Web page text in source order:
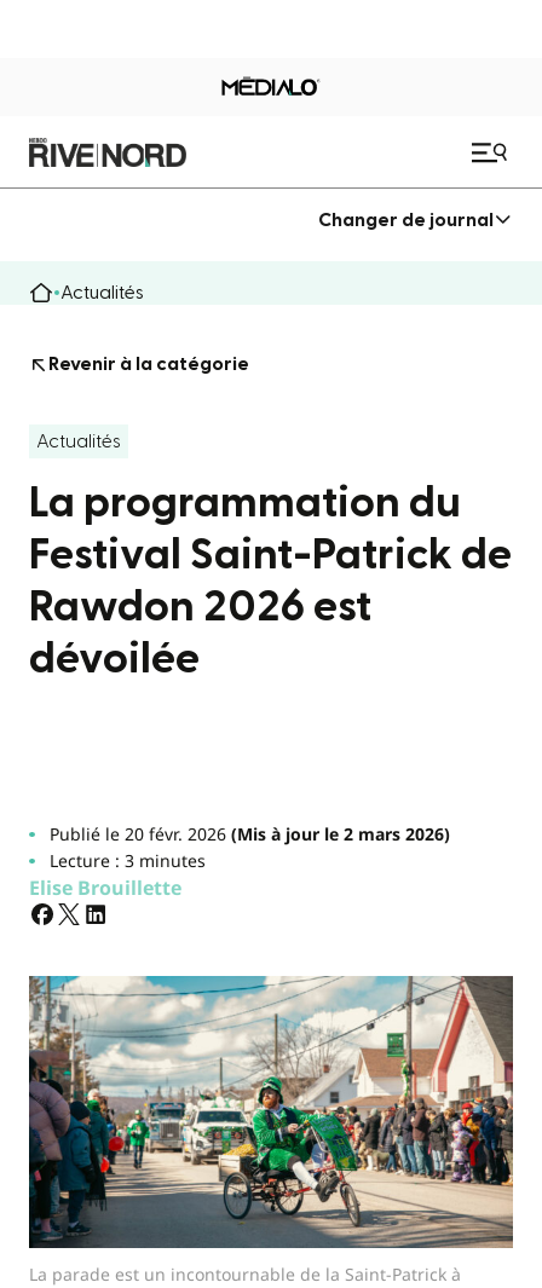
Changer de journal
Actualités
Revenir à la catégorie
Actualités
La programmation du
Festival Saint-Patrick de
Rawdon 2026 est
dévoilée
Publié le 20 févr. 2026(Mis à jour le 2 mars 2026)
Lecture : 3 minutes
Elise Brouillette
La parade est un incontournable de la Saint-Patrick à